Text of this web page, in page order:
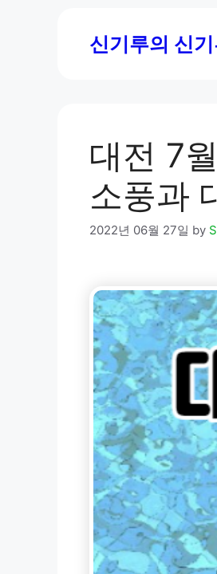
신기루의 신
대전 7
소풍과
2022년 06월 27일 by